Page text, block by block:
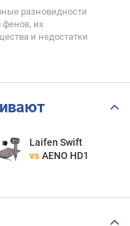
разновидности
фенов, их
и недостатки
Laifen Swift
vs AENO HD1